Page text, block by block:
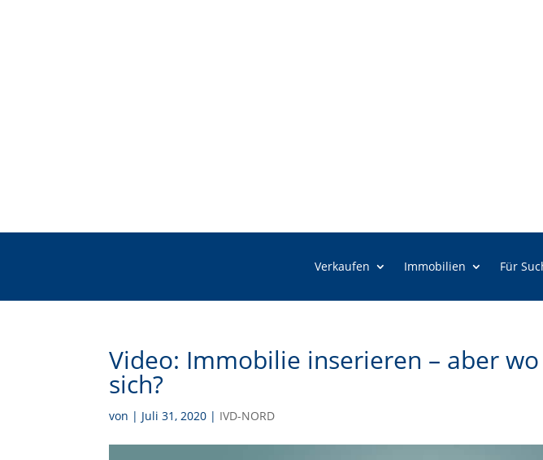
Verkaufen Immobilien Für
Video: Immobilie inserieren – aber
sich?
von | Juli 31, 2020 | IVD-NORD